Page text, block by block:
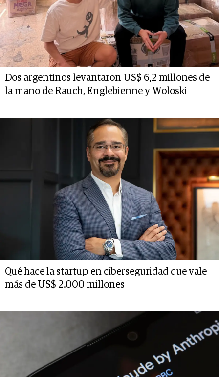
Dos argentinos levantaron US$ 6,2 millones de
la mano de Rauch, Englebienne y Woloski
Qué hace la startup en ciberseguridad que vale
más de US$ 2.000 millones